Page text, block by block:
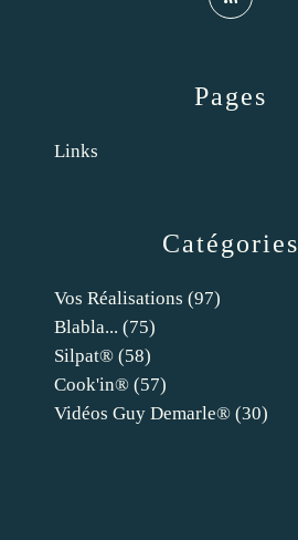
Catégories
Vos Réalisations (97)
Blabla... (75)
Silpat® (58)
Cook'in® (57)
Vidéos Guy Demarle® (30)
Pages
Links